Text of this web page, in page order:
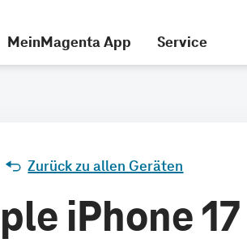
MeinMagenta App Service
Zurück zu allen Geräten
iPhone 17